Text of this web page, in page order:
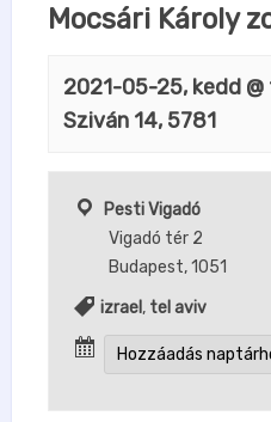
Mocsári Károly
2021-05-25, kedd @
Sziván 14, 5781
Pesti Vigadó
Vigadó tér 2
Budapest,1051
izrael , tel aviv